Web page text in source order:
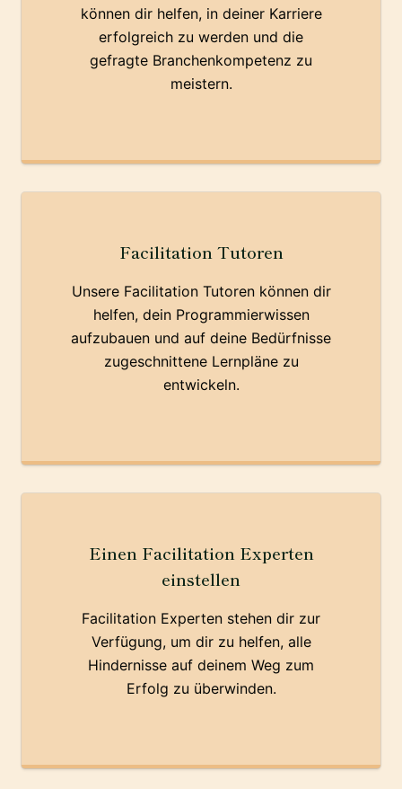
können dir helfen, in deiner Karriere
erfolgreich zu werden und die
gefragte Branchenkompetenz zu
meistern.
Facilitation Tutoren
Unsere Facilitation Tutoren können dir
helfen, dein Programmierwissen
aufzubauen und auf deine Bedürfnisse
zugeschnittene Lernpläne zu
entwickeln.
Einen Facilitation Experten
einstellen
Facilitation Experten stehen dir zur
Verfügung, um dir zu helfen, alle
Hindernisse auf deinem Weg zum
Erfolg zu überwinden.